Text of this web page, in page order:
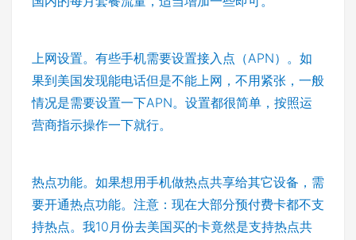
上网设置。有些手机需要设置接入点（APN）。如
果到美国发现能电话但是不能上网，不用紧张，一般
情况是需要设置一下APN。设置都很简单，按照运
营商指示操作一下就行。
热点功能。如果想用手机做热点共享给其它设备，需
要开通热点功能。注意：现在大部分预付费卡都不支
持热点。我10月份去美国买的卡竟然是支持热点共